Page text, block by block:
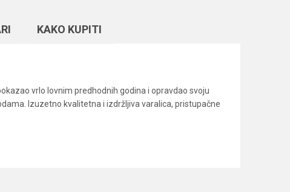
KAKO KUPITI
vrlo lovnim predhodnih godina i opravdao svoju
Izuzetno kvalitetna i izdržljiva varalica, pristupačne